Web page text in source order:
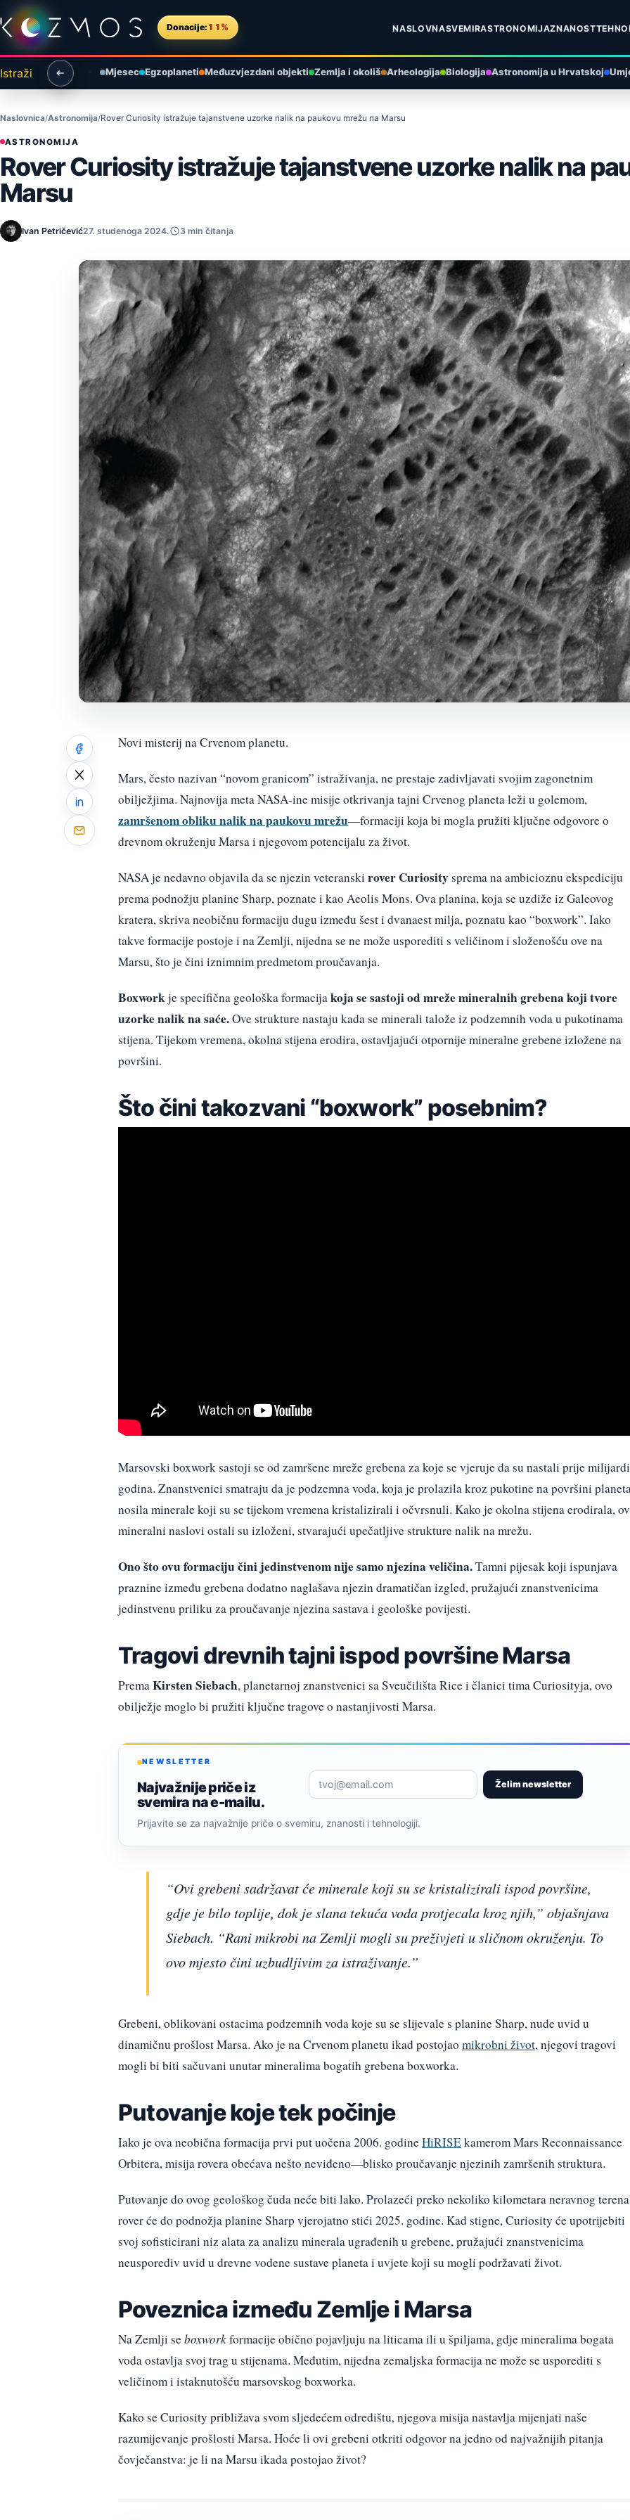
Preskoči na sadržaj
Donacije: 11% NASLOVNASVEMIRASTRONOMIJAZNANOST
Istraži Mjesec Egzoplaneti Međuzvjezdani objekti Zemlja i okoliš Arheologija Biologija Astronomija u Hrvatskoj
Naslovnica Astronomija Rover Curiosity istražuje tajanstvene uzorke nalik na paukovu mrežu na Marsu
ASTRONOMIJA
Rover Curiosity istražuje tajanstvene uzorke nalik na
Marsu
Ivan Petričević27. studenoga 2024. 3 min čitanja
Novi misterij na Crvenom planetu.
Mars, često nazivan “novom granicom” istraživanja, ne prestaje zadivljavati svojim zagonetnim
obilježjima. Najnovija meta NASA-ine misije otkrivanja tajni Crvenog planeta leži u golemom,
zamršenom obliku nalik na paukovu mrežu—formaciji koja bi mogla pružiti ključne odgovore o
drevnom okruženju Marsa i njegovom potencijalu za život.
NASA je nedavno objavila da se njezin veteranski rover Curiositysprema na ambicioznu ekspediciju
prema podnožju planine Sharp, poznate i kao Aeolis Mons. Ova planina, koja se uzdiže iz Galeovog
kratera, skriva neobičnu formaciju dugu između šest i dvanaest milja, poznatu kao “boxwork”. Iako
takve formacije postoje i na Zemlji, nijedna se ne može usporediti s veličinom i složenošću ove na
Marsu, što je čini iznimnim predmetom proučavanja.
Boxworkje specifična geološka formacijakoja se sastoji od mreže mineralnih grebena koji tvore
uzorke nalik na saće.Ove strukture nastaju kada se minerali talože iz podzemnih voda u pukotinama
stijena. Tijekom vremena, okolna stijena erodira, ostavljajući otpornije mineralne grebene izložene na
površini.
Što čini takozvani “boxwork” posebnim?
Marsovski boxwork sastoji se od zamršene mreže grebena za koje se vjeruje da su nastali prije milijardi
godina. Znanstvenici smatraju da je podzemna voda, koja je prolazila kroz pukotine na površini
nosila minerale koji su se tijekom vremena kristalizirali i očvrsnuli. Kako je okolna stijena erodirala,
mineralni naslovi ostali su izloženi, stvarajući upečatljive strukture nalik na mrežu.
Ono što ovu formaciju čini jedinstvenom nije samo njezina veličina.Tamni pijesak koji ispunjava
praznine između grebena dodatno naglašava njezin dramatičan izgled, pružajući znanstvenicima
jedinstvenu priliku za proučavanje njezina sastava i geološke povijesti.
Tragovi drevnih tajni ispod površine Marsa
PremaKirsten Siebach, planetarnoj znanstvenici sa Sveučilišta Rice i članici tima Curiosityja, ovo
obilježje moglo bi pružiti ključne tragove o nastanjivosti Marsa.
NEWSLETTER
Najvažnije priče iz
svemira na e-mailu.
Želim newsletter
Prijavite se za najvažnije priče o svemiru, znanosti i tehnologiji.
“Ovi grebeni sadržavat će minerale koji su se kristalizirali ispod površine,
gdje je bilo toplije, dok je slana tekuća voda protjecala kroz njih,” objašnjava
Siebach. “Rani mikrobi na Zemlji mogli su preživjeti u sličnom okruženju. To
ovo mjesto čini uzbudljivim za istraživanje.”
Grebeni, oblikovani ostacima podzemnih voda koje su se slijevale s planine Sharp, nude uvid u
dinamičnu prošlost Marsa. Ako je na Crvenom planetu ikad postojao mikrobni život, njegovi tragovi
mogli bi biti sačuvani unutar mineralima bogatih grebena boxworka.
Putovanje koje tek počinje
Iako je ova neobična formacija prvi put uočena 2006. godineHiRISEkamerom Mars Reconnaissance
Orbitera, misija rovera obećava nešto neviđeno—blisko proučavanje njezinih zamršenih struktura.
Putovanje do ovog geološkog čuda neće biti lako. Prolazeći preko nekoliko kilometara neravnog
rover će do podnožja planine Sharp vjerojatno stići 2025. godine. Kad stigne, Curiosity će upotrijebiti
svoj sofisticirani niz alata za analizu minerala ugrađenih u grebene, pružajući znanstvenicima
neusporediv uvid u drevne vodene sustave planeta i uvjete koji su mogli podržavati život.
Poveznica između Zemlje i Marsa
Na Zemlji seboxworkformacije obično pojavljuju na liticama ili u špiljama, gdje mineralima bogata
voda ostavlja svoj trag u stijenama. Međutim, nijedna zemaljska formacija ne može se usporediti s
veličinom i istaknutošću marsovskog boxworka.
Kako se Curiosity približava svom sljedećem odredištu, njegova misija nastavlja mijenjati naše
razumijevanje prošlosti Marsa. Hoće li ovi grebeni otkriti odgovor na jedno od najvažnijih pitanja
čovječanstva: je li na Marsu ikada postojao život?